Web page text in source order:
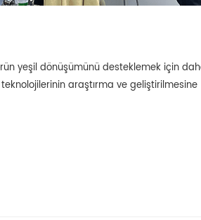
yeşil dönüşümünü desteklemek için
araştırma ve geliştirilmesine